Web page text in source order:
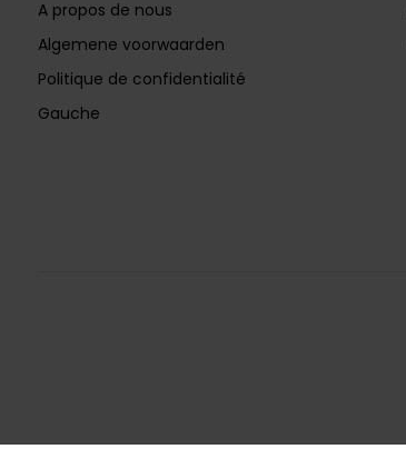
A propos de nous
Algemene voorwaarden
Politique de confidentialité
Gauche